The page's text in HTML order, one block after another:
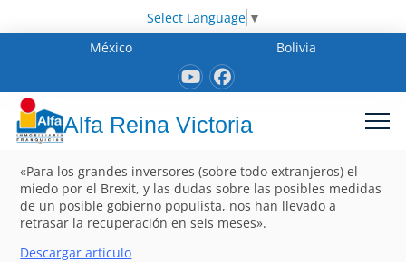
Select Language ▼
México
Bolivia
Alfa Reina Victoria
«Para los grandes inversores (sobre todo extranjeros) el
miedo por el Brexit, y las dudas sobre las posibles medidas
de un posible gobierno populista, nos han llevado a
retrasar la recuperación en seis meses».
Descargar artículo